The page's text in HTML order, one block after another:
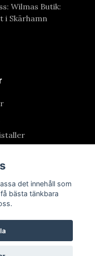
Wilmas Butik:
i Skärhamn
det innehåll som
bästa tänkbara